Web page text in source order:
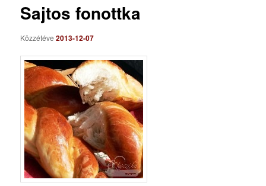
Sajtos fonottka
Közzétéve2013-12-07